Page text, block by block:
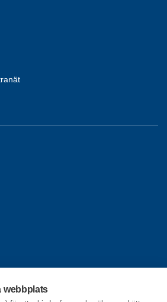
webbplats